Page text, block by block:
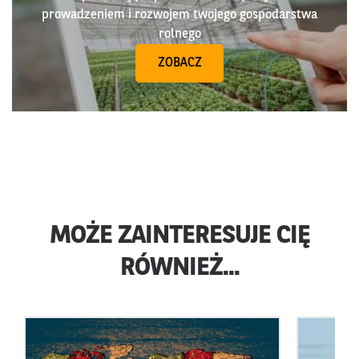
prowadzeniem i rozwojem twojego gospodarstwa
rolnego
ZOBACZ
MOŻE ZAINTERESUJE CIĘ
RÓWNIEŻ...